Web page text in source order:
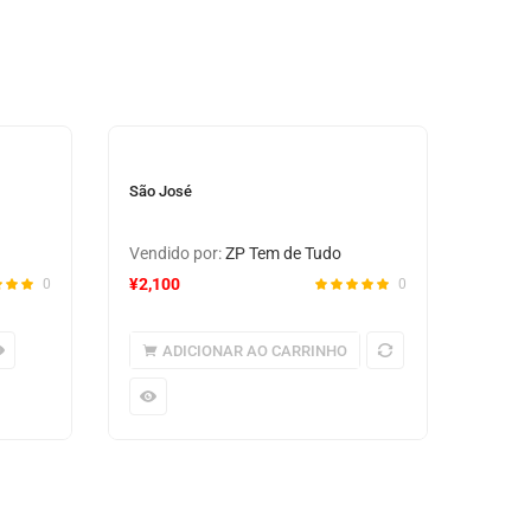
0
São José
Vendido por:ZP Tem de Tudo
0
¥2,100
ADICIONAR AO CARRINHO